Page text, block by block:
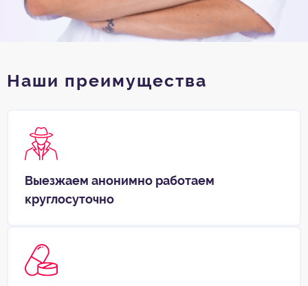
Наши преимущества
Выезжаем анонимно работаем
круглосуточно